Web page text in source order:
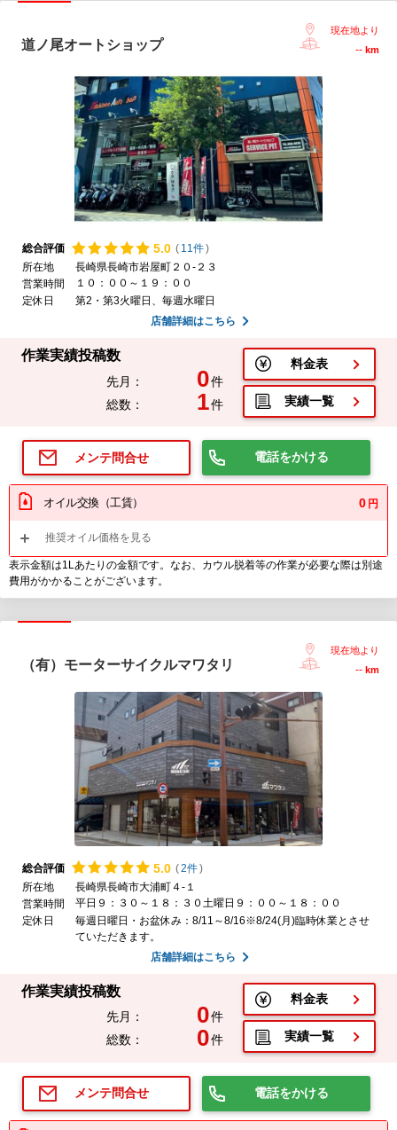
道ノ尾オートショップ
現在地より
-- km
総合評価 5.0 ( 11件)
所在地
長崎県長崎市岩屋町２０-２３
営業時間
１０：００～１９：００
定休日
第2・第3火曜日、毎週水曜日
店舗詳細はこちら
作業実績投稿数
先月： 0件
総数：
1件
料金表
実績一覧
メンテ問合せ 電話をかける
オイル交換（工賃） 0 円
推奨オイル価格を見る
表示金額は1Lあたりの金額です。なお、カウル脱着等の作業が必要な際は別途
費用がかかることがございます。
（有）モーターサイクルマワタリ
現在地より
-- km
総合評価 5.0 (2件)
所在地
長崎県長崎市大浦町４-１
営業時間
平日９：３０～１８：３０土曜日９：００～１８：００
定休日
毎週日曜日・お盆休み：8/11～8/16※8/24(月)臨時休業とさせ
ていただきます。
店舗詳細はこちら
作業実績投稿数
先月： 0件
総数：
0件
料金表
実績一覧
メンテ問合せ 電話をかける